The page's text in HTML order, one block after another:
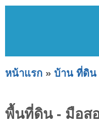
หน้าแรก » บ้าน ที่ดิน
พื้นที่ดิน - มือส